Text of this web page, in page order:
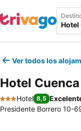
Ver todos los
Hotel Cuenca
3 Estrellas
Hotel 8,5
Presidente Borrero 10-